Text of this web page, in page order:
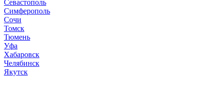
Севастополь
Симферополь
Сочи
Томск
Тюмень
Уфа
Хабаровск
Челябинск
Якутск